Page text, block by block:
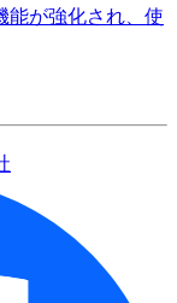
能が強化され、使